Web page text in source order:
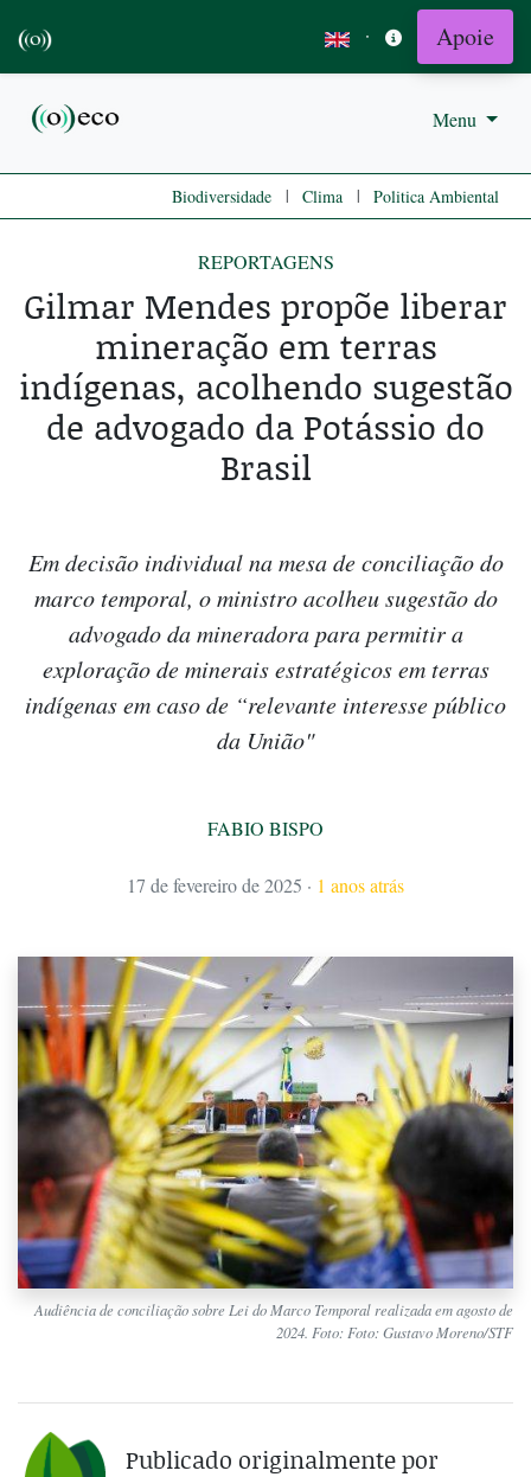
· Apoie
Menu
Biodiversidade | Clima | Politica Ambiental
REPORTAGENS
Gilmar Mendes propõe liberar
mineração em terras
indígenas, acolhendo sugestão
de advogado da Potássio do
Brasil
Em decisão individual na mesa de conciliação do
marco temporal, o ministro acolheu sugestão do
advogado da mineradora para permitir a
exploração de minerais estratégicos em terras
indígenas em caso de “relevante interesse público
da União"
FABIO BISPO
17 de fevereiro de 2025 · 1 anos atrás
Audiência de conciliação sobre Lei do Marco Temporal realizada em agosto de
2024. Foto: Foto: Gustavo Moreno/STF
Publicado originalmente por